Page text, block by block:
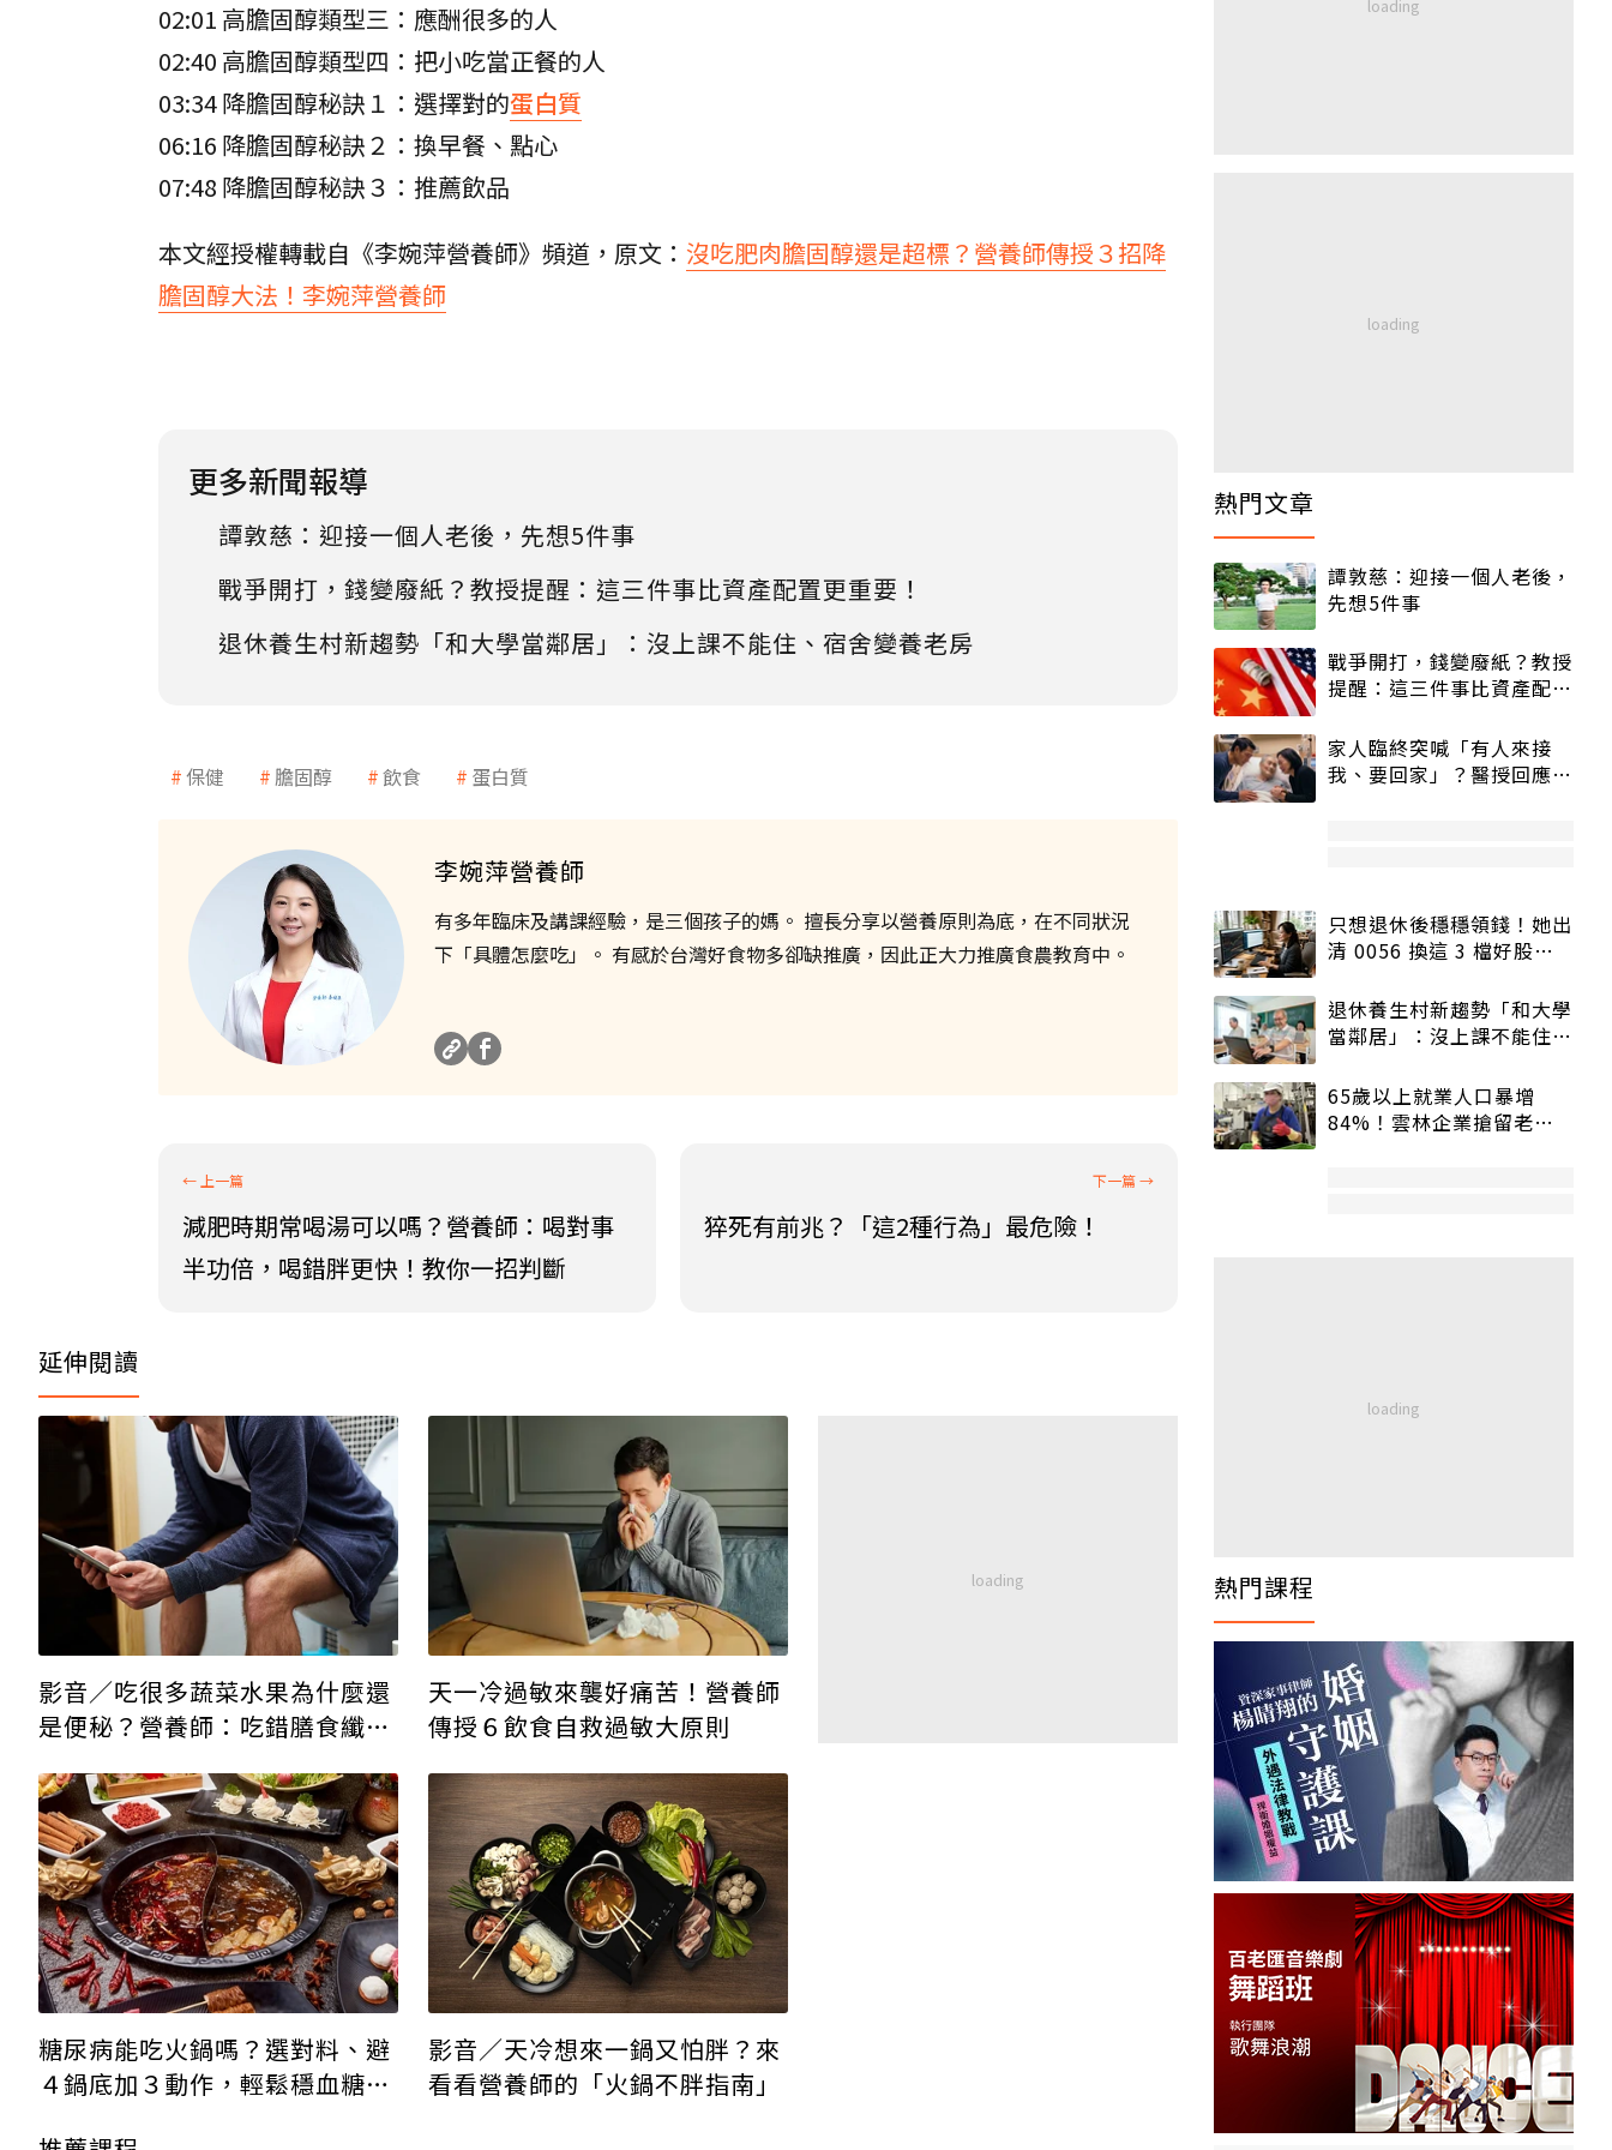
02:01 高膽固醇類型三：應酬很多的人
02:40 高膽固醇類型四：把小吃當正餐的人
03:34 降膽固醇秘訣１：選擇對的蛋白質
06:16 降膽固醇秘訣２：換早餐、點心
07:48 降膽固醇秘訣３：推薦飲品
本文經授權轉載自《李婉萍營養師》頻道，原文： 沒吃肥肉膽固醇還是超標？營養師傳授３招降
膽固醇大法！李婉萍營養師
更多新聞報導
譚敦慈：迎接一個人老後，先想5件事
戰爭開打，錢變廢紙？教授提醒：這三件事比資產配置更重要！
退休養生村新趨勢「和大學當鄰居」：沒上課不能住、宿舍變養老房
保健 膽固醇 飲食 蛋白質
李婉萍營養師
有多年臨床及講課經驗，是三個孩子的媽。 擅長分享以營養原則為底，在不同狀況
下「具體怎麼吃」。 有感於台灣好食物多卻缺推廣，因此正大力推廣食農教育中。
減肥時期常喝湯可以嗎？營養師：喝對事
半功倍，喝錯胖更快！教你一招判斷
猝死有前兆？「這2種行為」最危險！
延伸閱讀
影音／吃很多蔬菜水果為什麼還
是便秘？營養師：吃錯膳食纖維
天一冷過敏來襲好痛苦！營養師
傳授６飲食自救過敏大原則
糖尿病能吃火鍋嗎？選對料、避
４鍋底加３動作，輕鬆穩血糖安
影音／天冷想來一鍋又怕胖？來
看看營養師的「火鍋不胖指南」
熱門文章
譚敦慈：迎接一個人老後，
先想5件事
戰爭開打，錢變廢紙？教授
提醒：這三件事比資產配置
家人臨終突喊「有人來接
我、要回家」？醫授回應方
只想退休後穩穩領錢！她出
清 0056 換這 3 檔好股：
退休養生村新趨勢「和大學
當鄰居」：沒上課不能住、
65歲以上就業人口暴增
84%！雲林企業搶留老員
熱門課程